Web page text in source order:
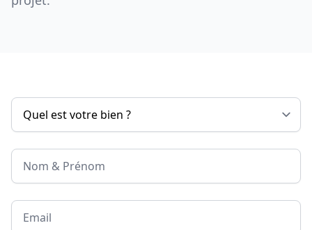
Nom & Prénom
Email